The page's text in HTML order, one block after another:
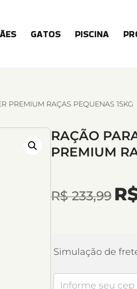
GATOS PISCINA
PREMIUM RAÇAS PEQUENAS 15KG
RAÇÃO
PREMIUM
R$233,99
Simulação de